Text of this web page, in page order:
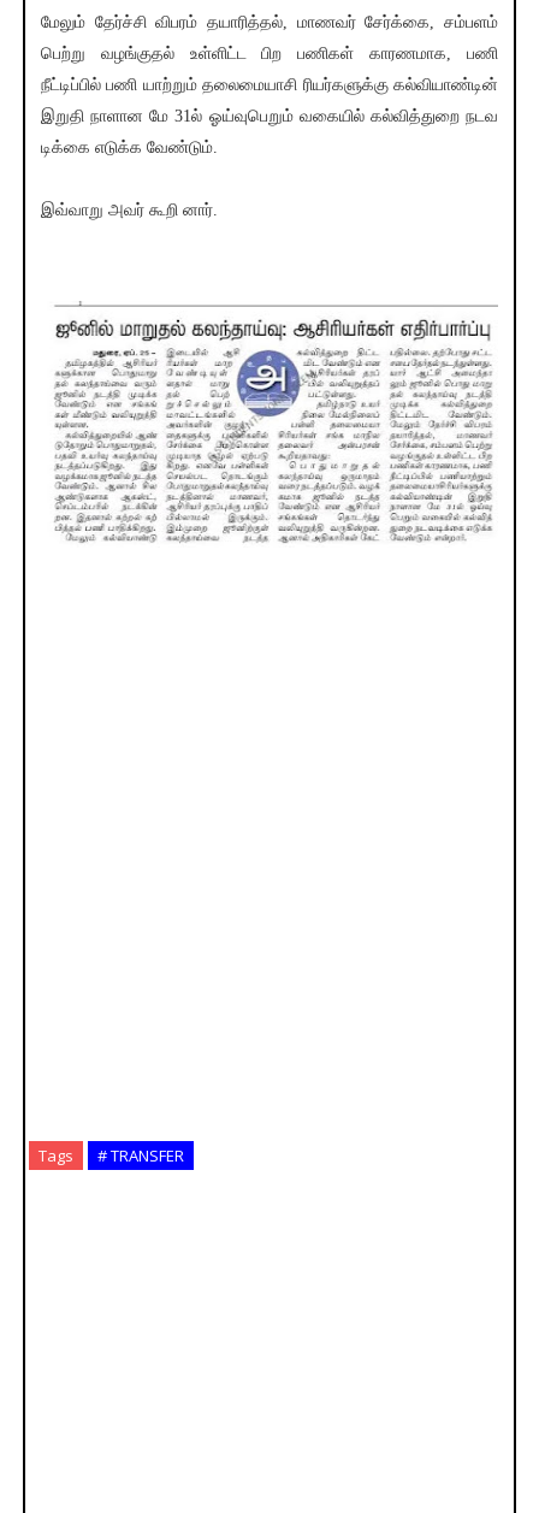
மேலும் தேர்ச்சி விபரம் தயாரித்தல், மாணவர் சேர்க்கை, சம்பளம்
பெற்று வழங்குதல் உள்ளிட்ட பிற பணிகள் காரணமாக, பணி
நீட்டிப்பில் பணி யாற்றும் தலைமையாசி ரியர்களுக்கு கல்வியாண்டின்
இறுதி நாளான மே 31ல் ஓய்வுபெறும் வகையில் கல்வித்துறை நடவ
டிக்கை எடுக்க வேண்டும்.
இவ்வாறு அவர் கூறி னார்.
Tags # TRANSFER